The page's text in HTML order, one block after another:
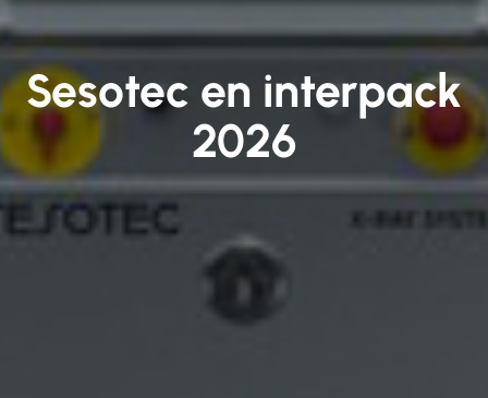
Sesotec en interpack
2026